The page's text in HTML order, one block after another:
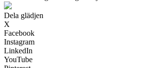
Dela glädjen
X
Facebook
Instagram
LinkedIn
YouTube